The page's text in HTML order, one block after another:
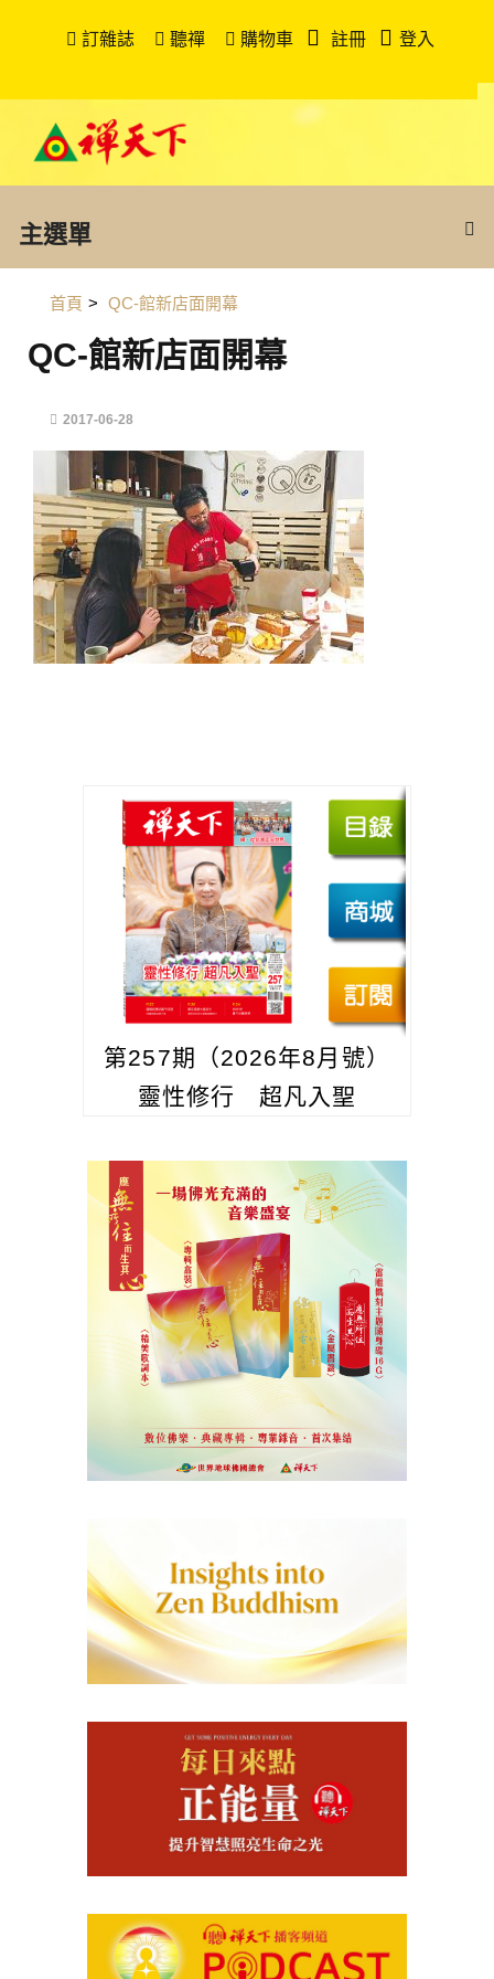
訂雜誌 聽禪 購物車 註冊 登入
主選單
首頁 > QC-館新店面開幕
QC-館新店面開幕
2017-06-28
第257期（2026年8月號）
靈性修行 超凡入聖